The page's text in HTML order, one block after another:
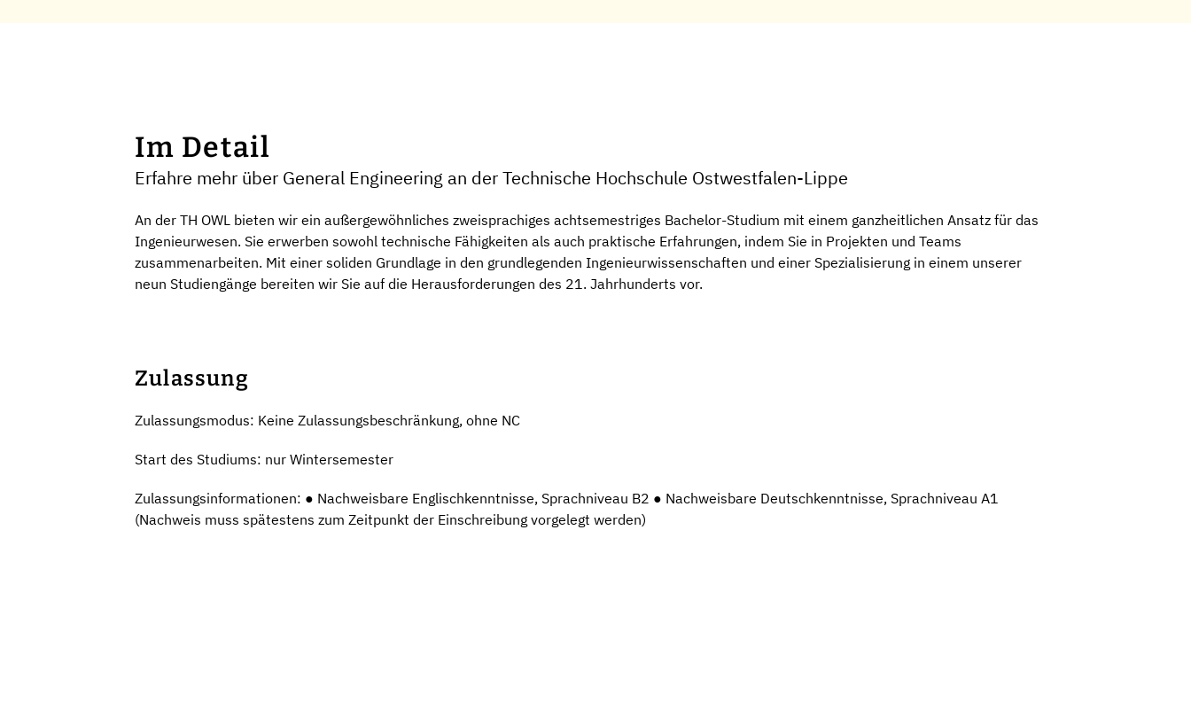
Im Detail
Erfahre mehr über General Engineering an der Technische Hochschule Ostwestfalen-Lippe
An der TH OWL bieten wir ein außergewöhnliches zweisprachiges achtsemestriges Bachelor-Studium mit einem ganzheitlichen Ansatz für das
Ingenieurwesen. Sie erwerben sowohl technische Fähigkeiten als auch praktische Erfahrungen, indem Sie in Projekten und Teams
zusammenarbeiten. Mit einer soliden Grundlage in den grundlegenden Ingenieurwissenschaften und einer Spezialisierung in einem unserer
neun Studiengänge bereiten wir Sie auf die Herausforderungen des 21. Jahrhunderts vor.
Zulassung
Zulassungsmodus: Keine Zulassungsbeschränkung, ohne NC
Start des Studiums: nur Wintersemester
Zulassungsinformationen: ● Nachweisbare Englischkenntnisse, Sprachniveau B2 ● Nachweisbare Deutschkenntnisse, Sprachniveau A1
(Nachweis muss spätestens zum Zeitpunkt der Einschreibung vorgelegt werden)